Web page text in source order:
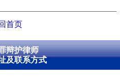
首页
辩护律师
及联系方式